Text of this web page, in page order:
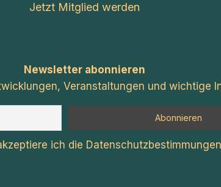
Jetzt Mitglied werden
Newsletter abonnieren
Veranstaltungen und wichtige
ich die Datenschutzbestimmungen